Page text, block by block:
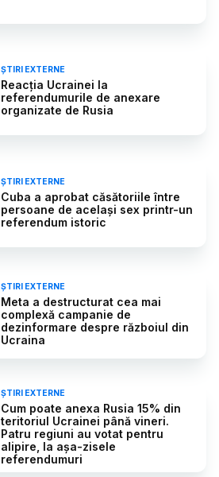
ȘTIRI EXTERNE
Reacția Ucrainei la
referendumurile de anexare
organizate de Rusia
ȘTIRI EXTERNE
Cuba a aprobat căsătoriile între
persoane de același sex printr-un
referendum istoric
ȘTIRI EXTERNE
Meta a destructurat cea mai
complexă campanie de
dezinformare despre războiul din
Ucraina
ȘTIRI EXTERNE
Cum poate anexa Rusia 15% din
teritoriul Ucrainei până vineri.
Patru regiuni au votat pentru
alipire, la așa-zisele
referendumuri